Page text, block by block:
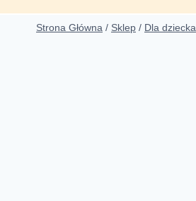
Strona Główna / Sklep / Dla dziecka